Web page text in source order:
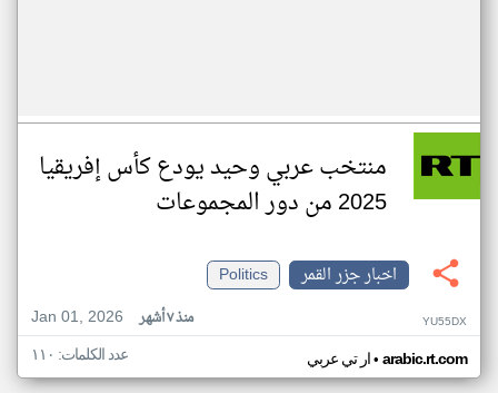
منتخب عربي وحيد يودع كأس إفريقيا
2025 من دور المجموعات
اخبار جزر القمر
Politics
Jan 01, 2026
منذ ٧ أشهر YU55DX
ار تي عربي• arabic.rt.com عدد الكلمات: ١١٠